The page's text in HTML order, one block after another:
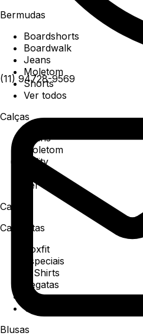
(11) 94728-9569
Bermudas
Boardshorts
Boardwalk
Jeans
Moletom
Shorts
Ver todos
Calças
Jeans
Moletom
Utility
Ver todos
Camisa
Camisetas
Boxfit
Especiais
T-Shirts
Regatas
Polo
Ver todos
Blusas